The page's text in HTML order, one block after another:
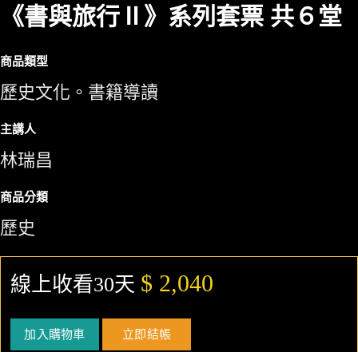
《書與旅行Ⅱ》系列套票 共６堂
商品類型
歷史文化。書籍導讀
主講人
林瑞昌
商品分類
歷史
線上收看30天 $ 2,040
加入購物車 立即結帳